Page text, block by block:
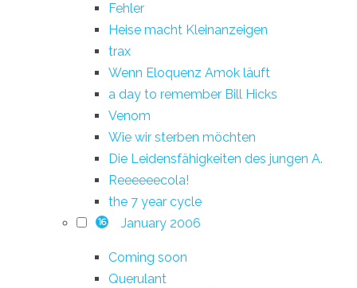
Fehler
Heise macht Kleinanzeigen
trax
Wenn Eloquenz Amok läuft
a day to remember Bill Hicks
Venom
Wie wir sterben möchten
Die Leidensfähigkeiten des jungen A.
Reeeeeecola!
the 7 year cycle
16 January 2006
Coming soon
Querulant